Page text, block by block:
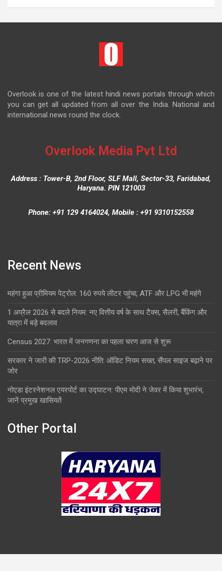
Overlook is one of the latest hindi news portals through which
you can get all updated from all over the India. National and
international news round the clock.
Overlook Media Pvt Ltd
Address : Tower-B, 2nd Floor, SLF Mall, Sector-33, Faridabad,
Haryana. PIN 121003
Phone: +91 129 4164024, Mobile : +91 9310152558
Recent News
महंगा हुआ प्रीमियम पेट्रोल: 160 रुपये लीटर पहुंचा, ATF और LPG भी महंगे
1 अप्रैल 2026 से बदले नियम: नए वित्तीय वर्ष के साथ टैक्स, सैलरी, बैंकिंग और
यात्रा में बड़े बदलाव
Census 2027: भारत में जनगणना का पहला चरण आज से शुरू
सरकार ने जारी की TRP-2026 नीति: ऑडिट नियम सख्त, सैंपल साइज बढ़ाने पर
जोर
नोएडा इंटरनेशनल एयरपोर्ट का उद्घाटन: पीएम मोदी ने जेवर में किया शुभारंभ,
जानें प्रमुख खासियतें
Other Portal